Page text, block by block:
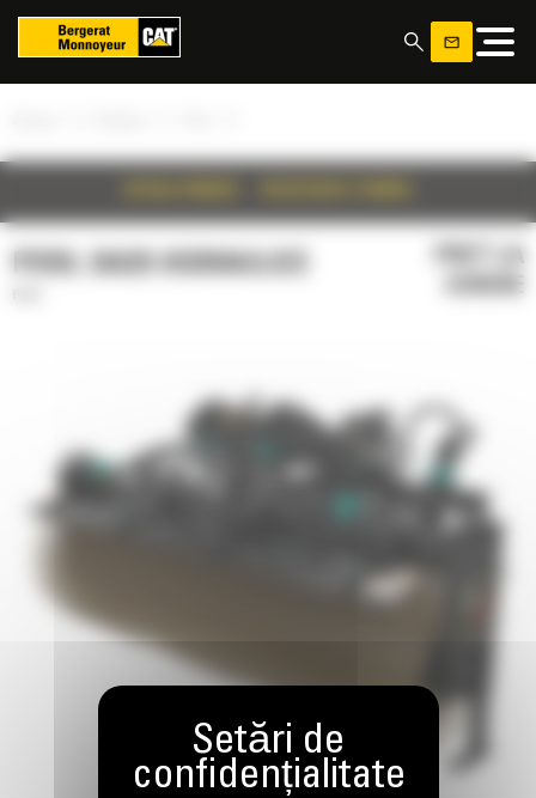
PERII, BA25 HIDRAULICE
Panoul de gestionare a panourilor cookie